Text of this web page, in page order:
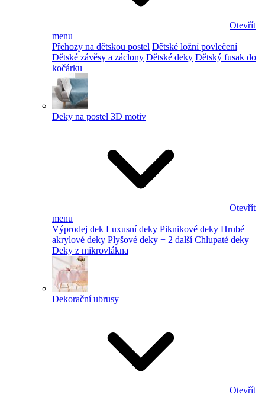
Otevřít
menu
Přehozy na dětskou postel Dětské ložní povlečení
Dětské závěsy a záclony Dětské deky Dětský fusak do
kočárku
Deky na postel 3D motiv
Otevřít
menu
Výprodej dek Luxusní deky Piknikové deky Hrubé
akrylové deky Plyšové deky + 2 další Chlupaté deky
Deky z mikrovlákna
Dekorační ubrusy
Otevřít